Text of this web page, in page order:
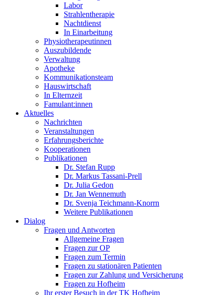
Labor
Strahlentherapie
Nachtdienst
In Einarbeitung
Physiotherapeutinnen
Auszubildende
Verwaltung
Apotheke
Kommunikationsteam
Hauswirtschaft
In Elternzeit
Famulant:innen
Aktuelles
Nachrichten
Veranstaltungen
Erfahrungsberichte
Kooperationen
Publikationen
Dr. Stefan Rupp
Dr. Markus Tassani-Prell
Dr. Julia Gedon
Dr. Jan Wennemuth
Dr. Svenja Teichmann-Knorrn
Weitere Publikationen
Dialog
Fragen und Antworten
Allgemeine Fragen
Fragen zur OP
Fragen zum Termin
Fragen zu stationären Patienten
Fragen zur Zahlung und Versicherung
Fragen zu Hofheim
Ihr erster Besuch in der TK Hofheim